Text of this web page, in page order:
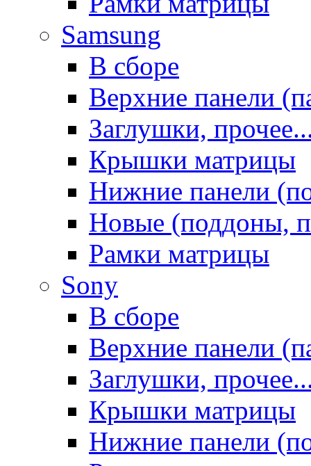
Samsung
В сборе
Верхние панели
Заглушки,
Крышки матрицы
Нижние панели
Новые (поддоны,
Рамки матрицы
Sony
В сборе
Верхние панели
Заглушки,
Крышки матрицы
Нижние панели